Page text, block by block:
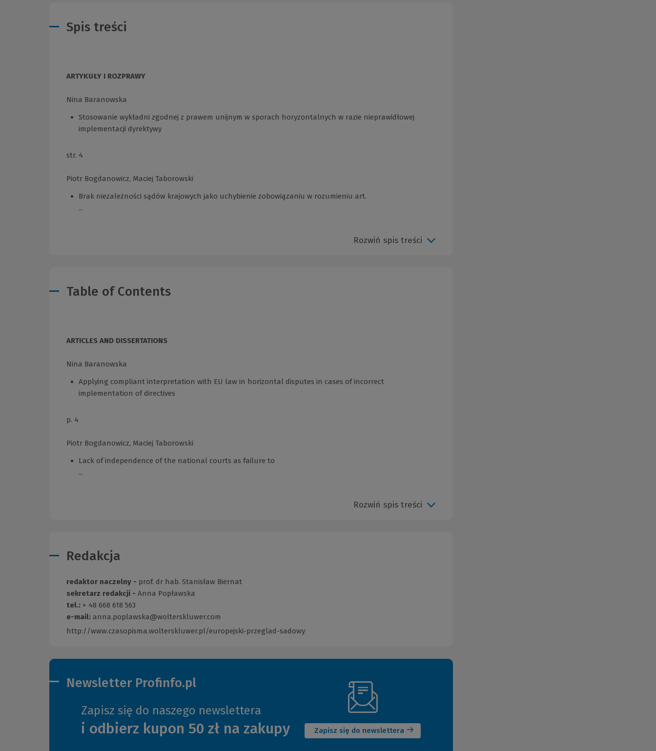
Spis treści
ARTYKUŁY I ROZPRAWY
Nina Baranowska
Stosowanie wykładni zgodnej z prawem unijnym w sporach horyzontalnych w razie nieprawidłowej
implementacji dyrektywy
str. 4
Piotr Bogdanowicz, Maciej Taborowski
Brak niezależności sądów krajowych jako uchybienie zobowiązaniu w rozumieniu art.
...
Rozwiń spis treści
Table of Contents
ARTICLES AND DISSERTATIONS
Nina Baranowska
Applying compliant interpretation with EU law in horizontal disputes in cases of incorrect
implementation of directives
p. 4
Piotr Bogdanowicz, Maciej Taborowski
Lack of independence of the national courts as failure to
...
Rozwiń spis treści
Redakcja
redaktor naczelny - prof. dr hab. Stanisław Biernat
sekretarz redakcji - Anna Popławska
tel.: + 48 668 618 563
e-mail: anna.poplawska@wolterskluwer.com
http://www.czasopisma.wolterskluwer.pl/europejski-przeglad-sadowy
Newsletter Profinfo.pl
Zapisz się do naszego newslettera
i odbierz kupon 50 zł na zakupy Zapisz się do newslettera
okno)